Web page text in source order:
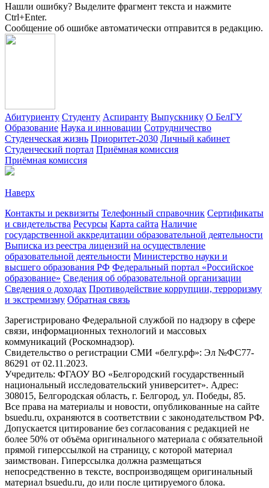
Нашли ошибку? Выделите фрагмент текста и нажмите
Ctrl+Enter.
Сообщение об ошибке автоматически отправится в редакцию.
Абитуриенту Студенту Аспиранту Выпускнику О БелГУ
Образование Наука и инновации Сотрудничество
Студенческая жизнь Приоритет-2030 Личный кабинет
Студенческий портал Приёмная комиссия
Приёмная комиссия
Наверх
Контакты и реквизиты Телефонный справочник Сертификаты
и свидетельства Ресурсы Карта сайта Наличие
государственной аккредитации образовательной деятельности
Выписка из реестра лицензий на осуществление
образовательной деятельности Министерствo науки и
высшего образования РФ Федеральный портал «Российское
образование» Сведения об образовательной организации
Сведения о доходах Противодействие коррупции, терроризму
и экстремизму Обратная связь
Зарегистрировано Федеральной службой по надзору в сфере
связи, информационных технологий и массовых
коммуникаций (Роскомнадзор).
Свидетельство о регистрации СМИ «белгу.рф»: Эл №ФС77-
86291 от 02.11.2023.
Учредитель: ФГАОУ ВО «Белгородский государственный
национальный исследовательский университет». Адрес:
308015, Белгородская область, г. Белгород, ул. Победы, 85.
Все права на материалы и новости, опубликованные на сайте
bsuedu.ru, охраняются в соответствии с законодательством РФ.
Допускается цитирование без согласования с редакцией не
более 50% от объёма оригинального материала с обязательной
прямой гиперссылкой на страницу, с которой материал
заимствован. Гиперссылка должна размещаться
непосредственно в тексте, воспроизводящем оригинальный
материал bsuedu.ru, до или после цитируемого блока.